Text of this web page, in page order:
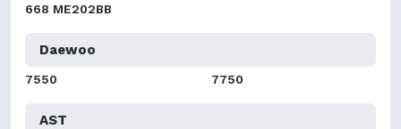
668 ME202BB
Daewoo
7550 7750
AST